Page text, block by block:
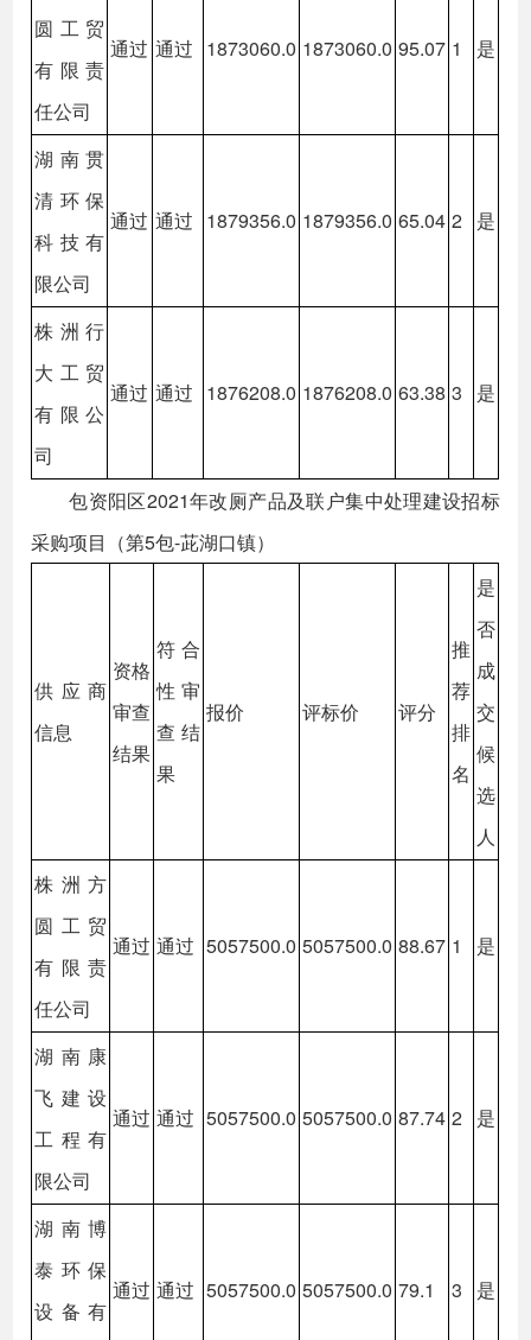
圆工贸
有限责
任公司
通过 通过 1873060.0 1873060.0 95.07 1 是
湖南贯
清环保
科技有
限公司
通过 通过 1879356.0 1879356.0 65.04 2 是
株洲行
大工贸
有限公
司
通过 通过 1876208.0 1876208.0 63.38 3 是
包资阳区2021年改厕产品及联户集中处理建设招标
采购项目（第5包-茈湖口镇）
供应商
信息
资格
审查
结果
符合
性审
查结
果
报价 评标价 评分
推
荐
排
名
是
否
成
交
候
选
人
株洲方
圆工贸
有限责
任公司
通过 通过 5057500.0 5057500.0 88.67 1 是
湖南康
飞建设
工程有
限公司
通过 通过 5057500.0 5057500.0 87.74 2 是
湖南博
泰环保
设备有
通过 通过 5057500.0 5057500.0 79.1 3 是